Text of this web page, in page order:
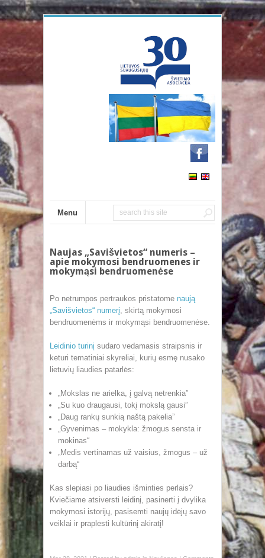
Menu
Naujas „Savišvietos“ numeris –
apie mokymosi bendruomenes ir
mokymąsi bendruomenėse
Po netrumpos pertraukos pristatome naują
„Savišvietos“ numerį, skirtą mokymosi
bendruomenėms ir mokymąsi bendruomenėse.
Leidinio turinį sudaro vedamasis straipsnis ir
keturi tematiniai skyreliai, kurių esmę nusako
lietuvių liaudies patarlės:
„Mokslas ne arielka, į galvą netrenkia”
„Su kuo draugausi, tokį mokslą gausi”
„Daug rankų sunkią naštą pakelia”
„Gyvenimas – mokykla: žmogus sensta ir
mokinas“
„Medis vertinamas už vaisius, žmogus – už
darbą“
Kas slepiasi po liaudies išminties perlais?
Kviečiame atsiversti leidinį, pasinerti į dvylika
mokymosi istorijų, pasisemti naujų idėjų savo
veiklai ir praplėsti kultūrinį akiratį!